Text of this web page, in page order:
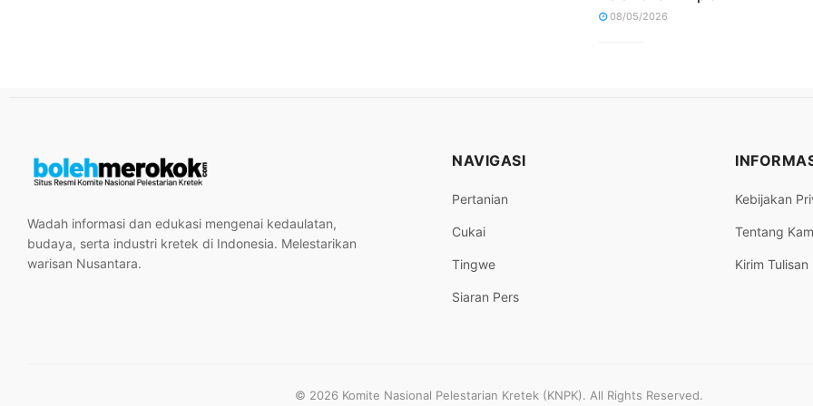
08/05/2026
Wadah informasi dan edukasi mengenai kedaulatan,
budaya, serta industri kretek di Indonesia. Melestarikan
warisan Nusantara.
NAVIGASI
Pertanian
Cukai
Tingwe
Siaran Pers
Kebijakan
Tentang
Kirim Tulisan
© 2026 Komite Nasional Pelestarian Kretek (KNPK). All Rights Reserved.